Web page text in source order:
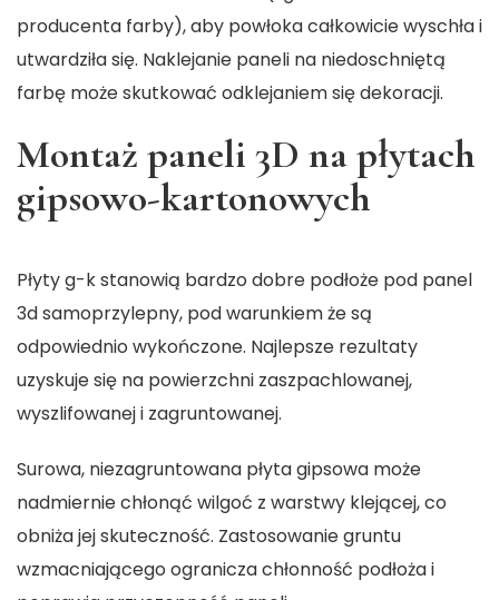
producenta farby), aby powłoka całkowicie wyschła i
utwardziła się. Naklejanie paneli na niedoschniętą
farbę może skutkować odklejaniem się dekoracji.
Montaż paneli 3D na płytach
gipsowo-kartonowych
Płyty g-k stanowią bardzo dobre podłoże pod panel
3d samoprzylepny, pod warunkiem że są
odpowiednio wykończone. Najlepsze rezultaty
uzyskuje się na powierzchni zaszpachlowanej,
wyszlifowanej i zagruntowanej.
Surowa, niezagruntowana płyta gipsowa może
nadmiernie chłonąć wilgoć z warstwy klejącej, co
obniża jej skuteczność. Zastosowanie gruntu
wzmacniającego ogranicza chłonność podłoża i